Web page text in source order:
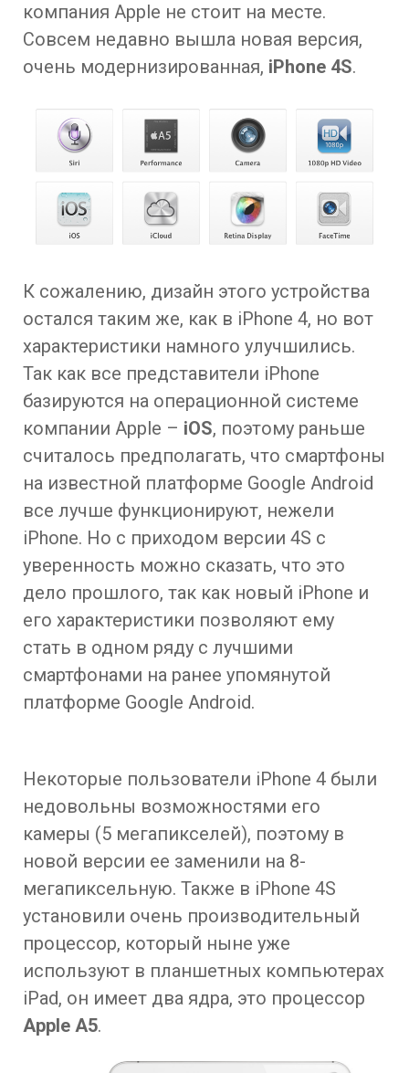
компания Apple не стоит на месте.
Совсем недавно вышла новая версия,
очень модернизированная, iPhone 4S.
К сожалению, дизайн этого устройства
остался таким же, как в iPhone 4, но вот
характеристики намного улучшились.
Так как все представители iPhone
базируются на операционной системе
компании Apple – iOS, поэтому раньше
считалось предполагать, что смартфоны
на известной платформе Google Android
все лучше функционируют, нежели
iPhone. Но с приходом версии 4S с
уверенность можно сказать, что это
дело прошлого, так как новый iPhone и
его характеристики позволяют ему
стать в одном ряду с лучшими
смартфонами на ранее упомянутой
платформе Google Android.
Некоторые пользователи iPhone 4 были
недовольны возможностями его
камеры (5 мегапикселей), поэтому в
новой версии ее заменили на 8-
мегапиксельную. Также в iPhone 4S
установили очень производительный
процессор, который ныне уже
используют в планшетных компьютерах
iPad, он имеет два ядра, это процессор
Apple A5.